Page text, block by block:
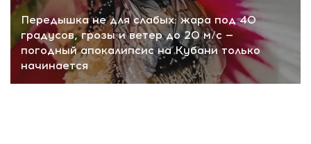
Передышка не для слабых: жара под 40
градусов, грозы и ветер до 20 м/с —
погодный апокалипсис на Кубани только
начинается